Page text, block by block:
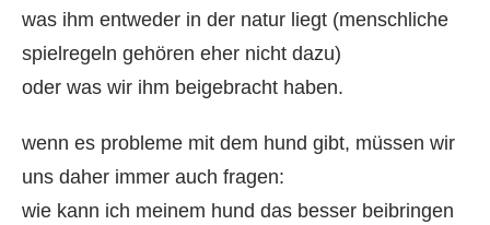
was ihm entweder in der natur liegt (menschliche
spielregeln gehören eher nicht dazu)
oder was wir ihm beigebracht haben.
wenn es probleme mit dem hund gibt, müssen wir
uns daher immer auch fragen:
wie kann ich meinem hund das besser beibringen